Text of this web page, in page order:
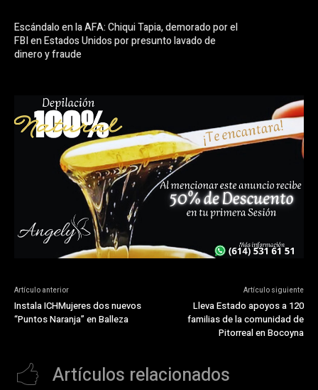
Escándalo en la AFA: Chiqui Tapia, demorado por el
FBI en Estados Unidos por presunto lavado de
dinero y fraude
Artículo anterior
Instala ICHMujeres dos nuevos
“Puntos Naranja” en Balleza
Artículo siguiente
Lleva Estado apoyos a 120
familias de la comunidad de
Pitorreal en Bocoyna
Artículos relacionados